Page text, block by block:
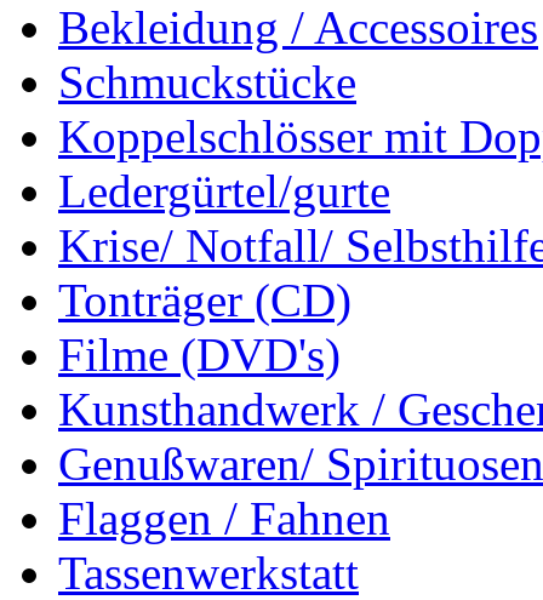
Bekleidung / Accessoires
Schmuckstücke
Koppelschlösser mit
Ledergürtel/gurte
Krise/ Notfall/
Tonträger (CD)
Filme (DVD's)
Kunsthandwerk /
Genußwaren/ Spirituosen
Flaggen / Fahnen
Tassenwerkstatt